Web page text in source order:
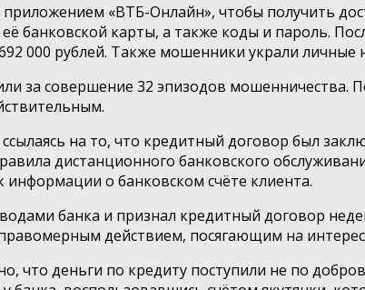
«ВТБ-Онлайн», чтобы получить
её банковской карты, а также коды и пароль.
000 рублей. Также мошенники украли
за совершение 32 эпизодов мошенничества.
на то, что кредитный договор был
дистанционного банковского
информации о банковском счёте клиента.
банка и признал кредитный договор
действием, посягающим на
что деньги по кредиту поступили не по